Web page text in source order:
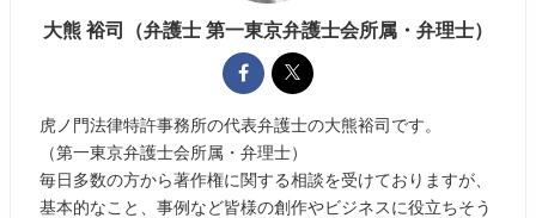
大熊 裕司（弁護士 第一東京弁護士会所属・弁理士）
虎ノ門法律特許事務所の代表弁護士の大熊裕司です。
（第一東京弁護士会所属・弁理士）
毎日多数の方から著作権に関する相談を受けておりますが、
基本的なこと、事例など皆様の創作やビジネスに役立ちそう